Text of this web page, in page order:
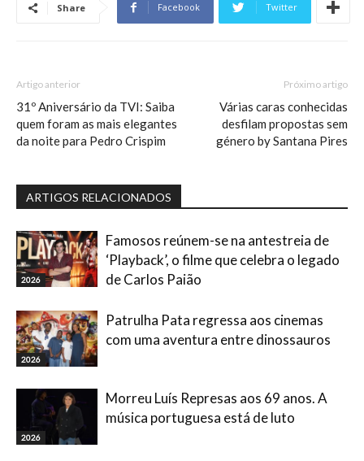
Share Facebook Twitter
Artigo anterior
31º Aniversário da TVI: Saiba
quem foram as mais elegantes
da noite para Pedro Crispim
Próximo artigo
Várias caras conhecidas
desfilam propostas sem
género by Santana Pires
ARTIGOS RELACIONADOS
2026
Famosos reúnem-se na antestreia de
‘Playback’, o filme que celebra o legado
de Carlos Paião
2026
Patrulha Pata regressa aos cinemas
com uma aventura entre dinossauros
2026
Morreu Luís Represas aos 69 anos. A
música portuguesa está de luto